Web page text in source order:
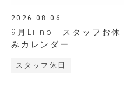
2026.08.06
9月Liino スタッフお休
みカレンダー
スタッフ休日